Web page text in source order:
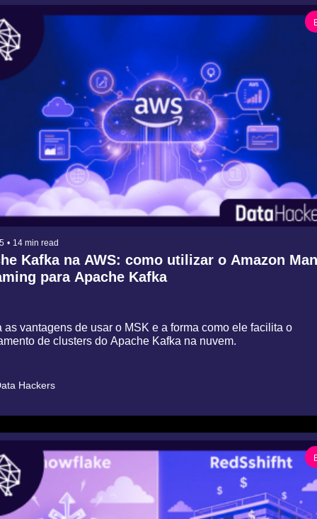
• 14 min read
Kafka na AWS: como utilizar o Amazon
para Apache Kafka
as vantagens de usar o MSK e a forma como ele facilita o
de clusters do Apache Kafka na nuvem.
Hackers